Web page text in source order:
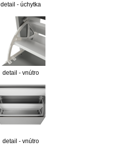
detail - úchytka
detail - vnútro
detail - vnútro